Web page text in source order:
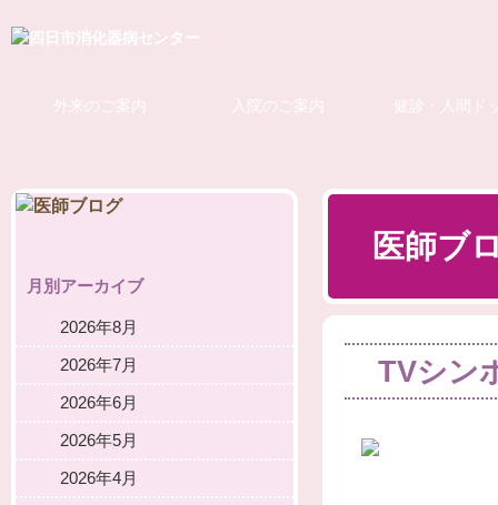
外来のご案内 入院のご案内 健診・人間ド
医師ブ
TVシン
月別アーカイブ
2026年8月
2026年7月
2026年6月
2026年5月
2026年4月